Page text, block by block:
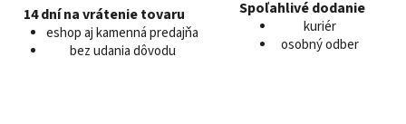
14 dní na vrátenie tovaru
eshop aj kamenná predajňa
bez udania dôvodu
Spoľahlivé dodanie
kuriér
osobný odber